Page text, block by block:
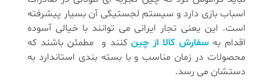
اسباب بازی دارد و سیستم لجستیکی آن بسیار پیشرفته
است. این یعنی تجار ایرانی می توانند با خیالی آسوده
اقدام بهسفارش کالا از چین کنند و مطمئن باشند که
محصولات در زمان مناسب و با بسته بندی استاندارد به
دستشان می رسد.